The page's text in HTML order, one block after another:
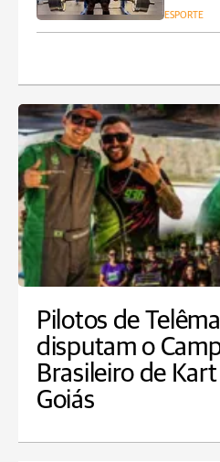
ESPORTE
Pilotos de
disputam o
Brasileiro de
Goiás